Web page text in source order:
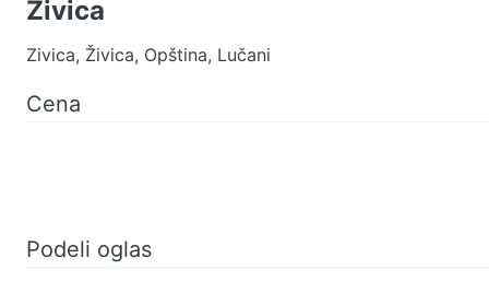
Zivica
Zivica, Živica, Opština, Lučani
Cena
Podeli oglas